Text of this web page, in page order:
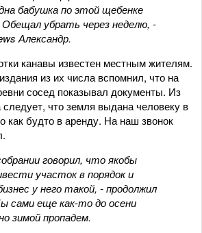
бабушка по этой щебенке
убрать через неделю, -
Александр.
канавы известен местным жителям.
из их числа вспомнил, что на
сосед показывал документы. Из
следует, что земля выдана человеку в
как будто в аренду. На наш звонок
говорил, что якобы
участок в порядок и
у него такой, - продолжил
сами еще как-то до осени
зимой пропадем.